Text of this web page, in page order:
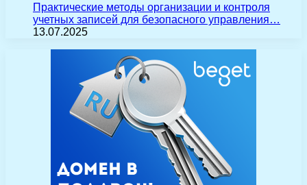
Практические методы организации и контроля
учетных записей для безопасного управления…
13.07.2025